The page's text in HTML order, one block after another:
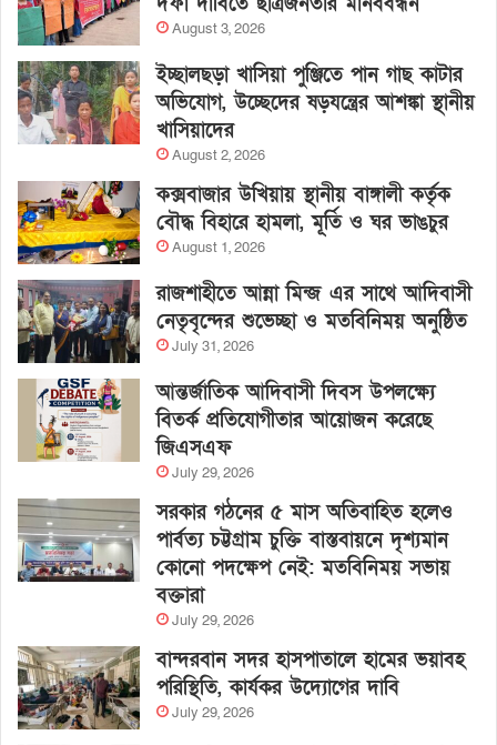
August 3, 2026
ইচ্ছালছড়া খাসিয়া পুঞ্জিতে পান গাছ কাটার
অভিযোগ, উচ্ছেদের ষড়যন্ত্রের আশঙ্কা স্থানীয়
খাসিয়াদের
August 2, 2026
কক্সবাজার উখিয়ায় স্থানীয় বাঙ্গালী কর্তৃক
বৌদ্ধ বিহারে হামলা, মূর্তি ও ঘর ভাঙচুর
August 1, 2026
রাজশাহীতে আন্না মিন্জ এর সাথে আদিবাসী
নেতৃবৃন্দের শুভেচ্ছা ও মতবিনিময় অনুষ্ঠিত
July 31, 2026
আন্তর্জাতিক আদিবাসী দিবস উপলক্ষ্যে
বিতর্ক প্রতিযোগীতার আয়োজন করেছে
জিএসএফ
July 29, 2026
সরকার গঠনের ৫ মাস অতিবাহিত হলেও
পার্বত্য চট্টগ্রাম চুক্তি বাস্তবায়নে দৃশ্যমান
কোনো পদক্ষেপ নেই: মতবিনিময় সভায়
বক্তারা
July 29, 2026
বান্দরবান সদর হাসপাতালে হামের ভয়াবহ
পরিস্থিতি, কার্যকর উদ্যোগের দাবি
July 29, 2026